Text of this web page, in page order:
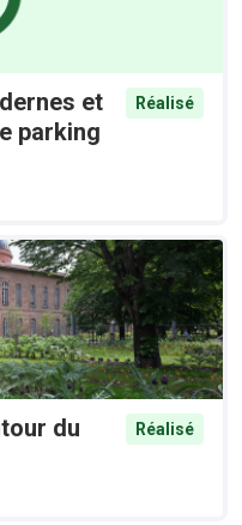
et
parking
Réalisé
du
Réalisé